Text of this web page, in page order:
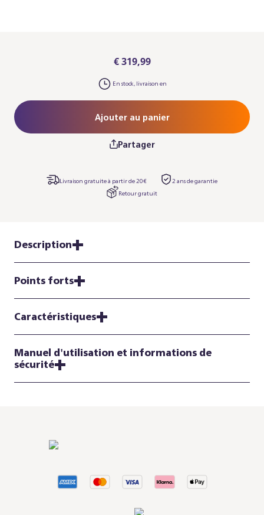
€ 319,99
En stock, livraison en
Ajouter au panier
Partager
Livraison gratuite à partir de 20€
2 ans de garantie
Retour gratuit
Description
Points forts
Caractéristiques
Manuel d'utilisation et informations de
sécurité